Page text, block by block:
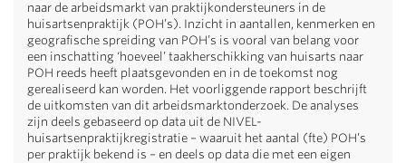
naar de arbeidsmarkt van praktijkondersteuners in de
huisartsenpraktijk (POH’s). Inzicht in aantallen, kenmerken en
geografische spreiding van POH’s is vooral van belang voor
een inschatting ‘hoeveel’ taakherschikking van huisarts naar
POH reeds heeft plaatsgevonden en in de toekomst nog
gerealiseerd kan worden. Het voorliggende rapport beschrijft
de uitkomsten van dit arbeidsmarktonderzoek. De analyses
zijn deels gebaseerd op data uit de NIVEL-
huisartsenpraktijkregistratie – waaruit het aantal (fte) POH’s
per praktijk bekend is – en deels op data die met een eigen